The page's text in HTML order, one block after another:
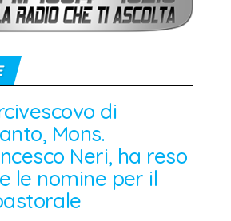
di
Mons.
Neri, ha reso
le nomine per il